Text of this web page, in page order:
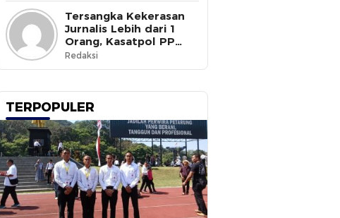
Tersangka Kekerasan
Jurnalis Lebih dari 1
Orang, Kasatpol PP
Ternate Masih Mangkir
Redaksi
TERPOPULER